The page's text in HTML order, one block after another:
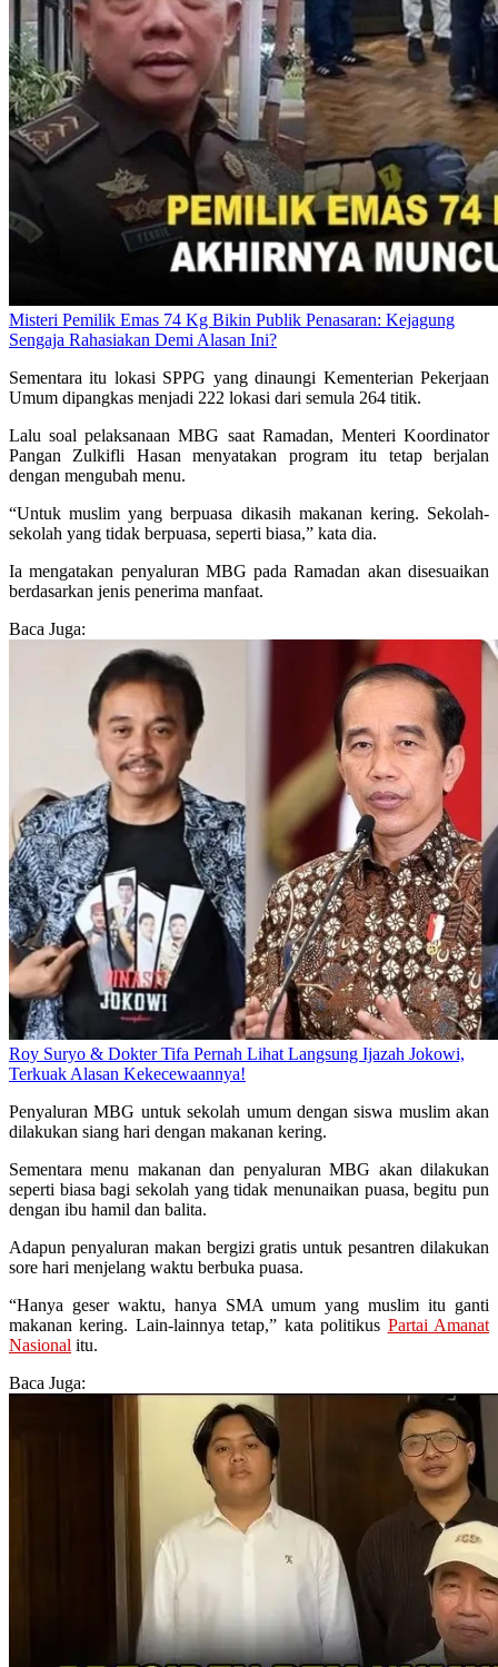
Misteri Pemilik Emas 74 Kg Bikin Publik Penasaran: Kejagung
Sengaja Rahasiakan Demi Alasan Ini?
Sementara itu lokasi SPPG yang dinaungi Kementerian Pekerjaan
Umum dipangkas menjadi 222 lokasi dari semula 264 titik.
Lalu soal pelaksanaan MBG saat Ramadan, Menteri Koordinator
Pangan Zulkifli Hasan menyatakan program itu tetap berjalan
dengan mengubah menu.
“Untuk muslim yang berpuasa dikasih makanan kering. Sekolah-
sekolah yang tidak berpuasa, seperti biasa,” kata dia.
Ia mengatakan penyaluran MBG pada Ramadan akan disesuaikan
berdasarkan jenis penerima manfaat.
Baca Juga:
Roy Suryo & Dokter Tifa Pernah Lihat Langsung Ijazah Jokowi,
Terkuak Alasan Kekecewaannya!
Penyaluran MBG untuk sekolah umum dengan siswa muslim akan
dilakukan siang hari dengan makanan kering.
Sementara menu makanan dan penyaluran MBG akan dilakukan
seperti biasa bagi sekolah yang tidak menunaikan puasa, begitu pun
dengan ibu hamil dan balita.
Adapun penyaluran makan bergizi gratis untuk pesantren dilakukan
sore hari menjelang waktu berbuka puasa.
“Hanya geser waktu, hanya SMA umum yang muslim itu ganti
makanan kering. Lain-lainnya tetap,” kata politikus Partai Amanat
Nasional itu.
Baca Juga: